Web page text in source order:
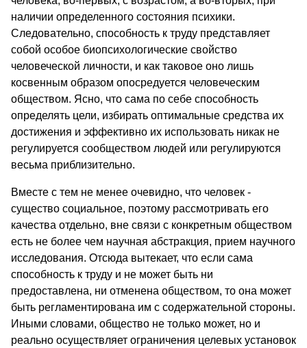
наличии определенного состояния психики.
Следовательно, способность к труду представляет
собой особое биопсихологические свойство
человеческой личности, и как таковое оно лишь
косвенным образом опосредуется человеческим
обществом. Ясно, что сама по себе способность
определять цели, избирать оптимальные средства их
достижения и эффективно их использовать никак не
регулируется сообществом людей или регулируются
весьма приблизительно.
Вместе с тем не менее очевидно, что человек -
существо социальное, поэтому рассмотривать его
качества отдельно, вне связи с конкретным обществом
есть не более чем научная абстракция, прием научного
исследования. Отсюда вытекает, что если сама
способность к труду и не может быть ни
предоставлена, ни отменена обществом, то она может
быть регламентирована им с содержательной стороны.
Иными словами, общество не только может, но и
реально осуществляет ограничения целевых установок